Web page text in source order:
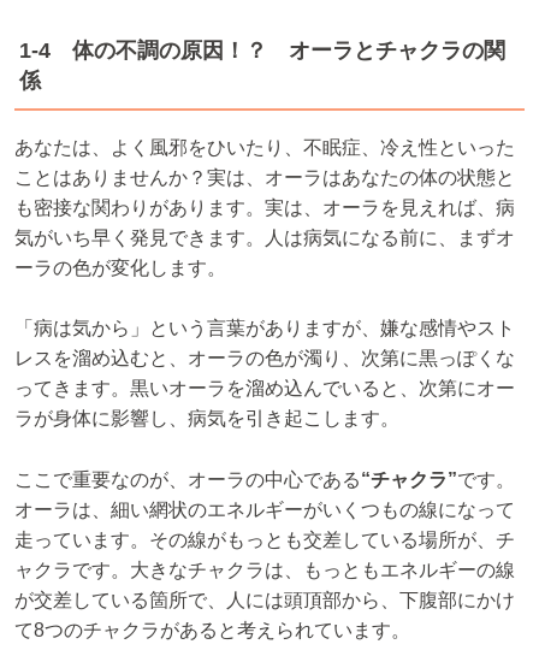
1-4 体の不調の原因！？ オーラとチャクラの関
係
あなたは、よく風邪をひいたり、不眠症、冷え性といった
ことはありませんか？実は、オーラはあなたの体の状態と
も密接な関わりがあります。実は、オーラを見えれば、病
気がいち早く発見できます。人は病気になる前に、まずオ
ーラの色が変化します。
「病は気から」という言葉がありますが、嫌な感情やスト
レスを溜め込むと、オーラの色が濁り、次第に黒っぽくな
ってきます。黒いオーラを溜め込んでいると、次第にオー
ラが身体に影響し、病気を引き起こします。
ここで重要なのが、オーラの中心である“チャクラ”です。
オーラは、細い網状のエネルギーがいくつもの線になって
走っています。その線がもっとも交差している場所が、チ
ャクラです。大きなチャクラは、もっともエネルギーの線
が交差している箇所で、人には頭頂部から、下腹部にかけ
て8つのチャクラがあると考えられています。